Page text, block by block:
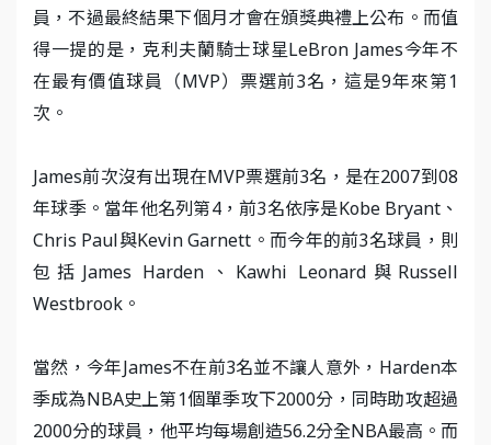
員，不過最終結果下個月才會在頒獎典禮上公布。而值
得一提的是，克利夫蘭騎士球星LeBron James今年不
在最有價值球員（MVP）票選前3名，這是9年來第1
次。
James前次沒有出現在MVP票選前3名，是在2007到08
年球季。當年他名列第4，前3名依序是Kobe Bryant、
Chris Paul與Kevin Garnett。而今年的前3名球員，則
包括James Harden、Kawhi Leonard與Russell
Westbrook。
當然，今年James不在前3名並不讓人意外，Harden本
季成為NBA史上第1個單季攻下2000分，同時助攻超過
2000分的球員，他平均每場創造56.2分全NBA最高。而